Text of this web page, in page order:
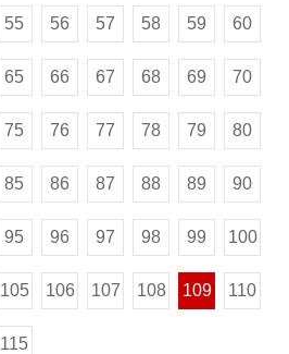
55 56 57 58 59 60
65 66 67 68 69 70
75 76 77 78 79 80
85 86 87 88 89 90
95 96 97 98 99 100
105 106 107 108 109 110
115